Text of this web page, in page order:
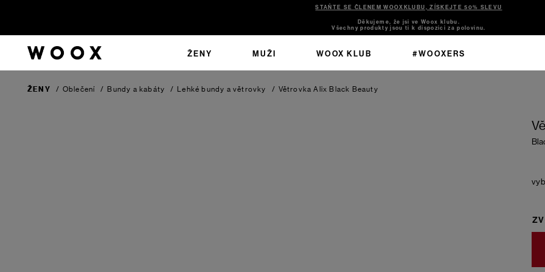
STAŇTE SE ČLENEM WOOXKLUBU, ZÍSKEJTE 50% SLEVU
Děkujeme, že jsi ve Woox klubu.
Všechny produkty jsou ti k dispozici za polovinu.
ŽENY MUŽI WOOX KLUB #WOOXERS
ŽENY / Oblečení / Bundy a kabáty / Lehké bundy a větrovky / Větrovka Alix Black Beauty